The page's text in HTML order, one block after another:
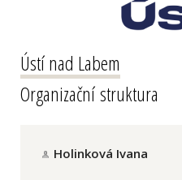
Ústí nad Labem
Organizační struktura
Holinková Ivana